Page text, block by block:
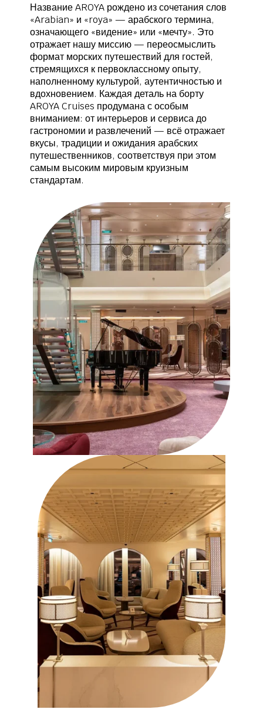
Название AROYA рождено из сочетания слов
«Arabian» и «roya» — арабского термина,
означающего «видение» или «мечту». Это
отражает нашу миссию — переосмыслить
формат морских путешествий для гостей,
стремящихся к первоклассному опыту,
наполненному культурой, аутентичностью и
вдохновением. Каждая деталь на борту
AROYA Cruises продумана с особым
вниманием: от интерьеров и сервиса до
гастрономии и развлечений — всё отражает
вкусы, традиции и ожидания арабских
путешественников, соответствуя при этом
самым высоким мировым круизным
стандартам.